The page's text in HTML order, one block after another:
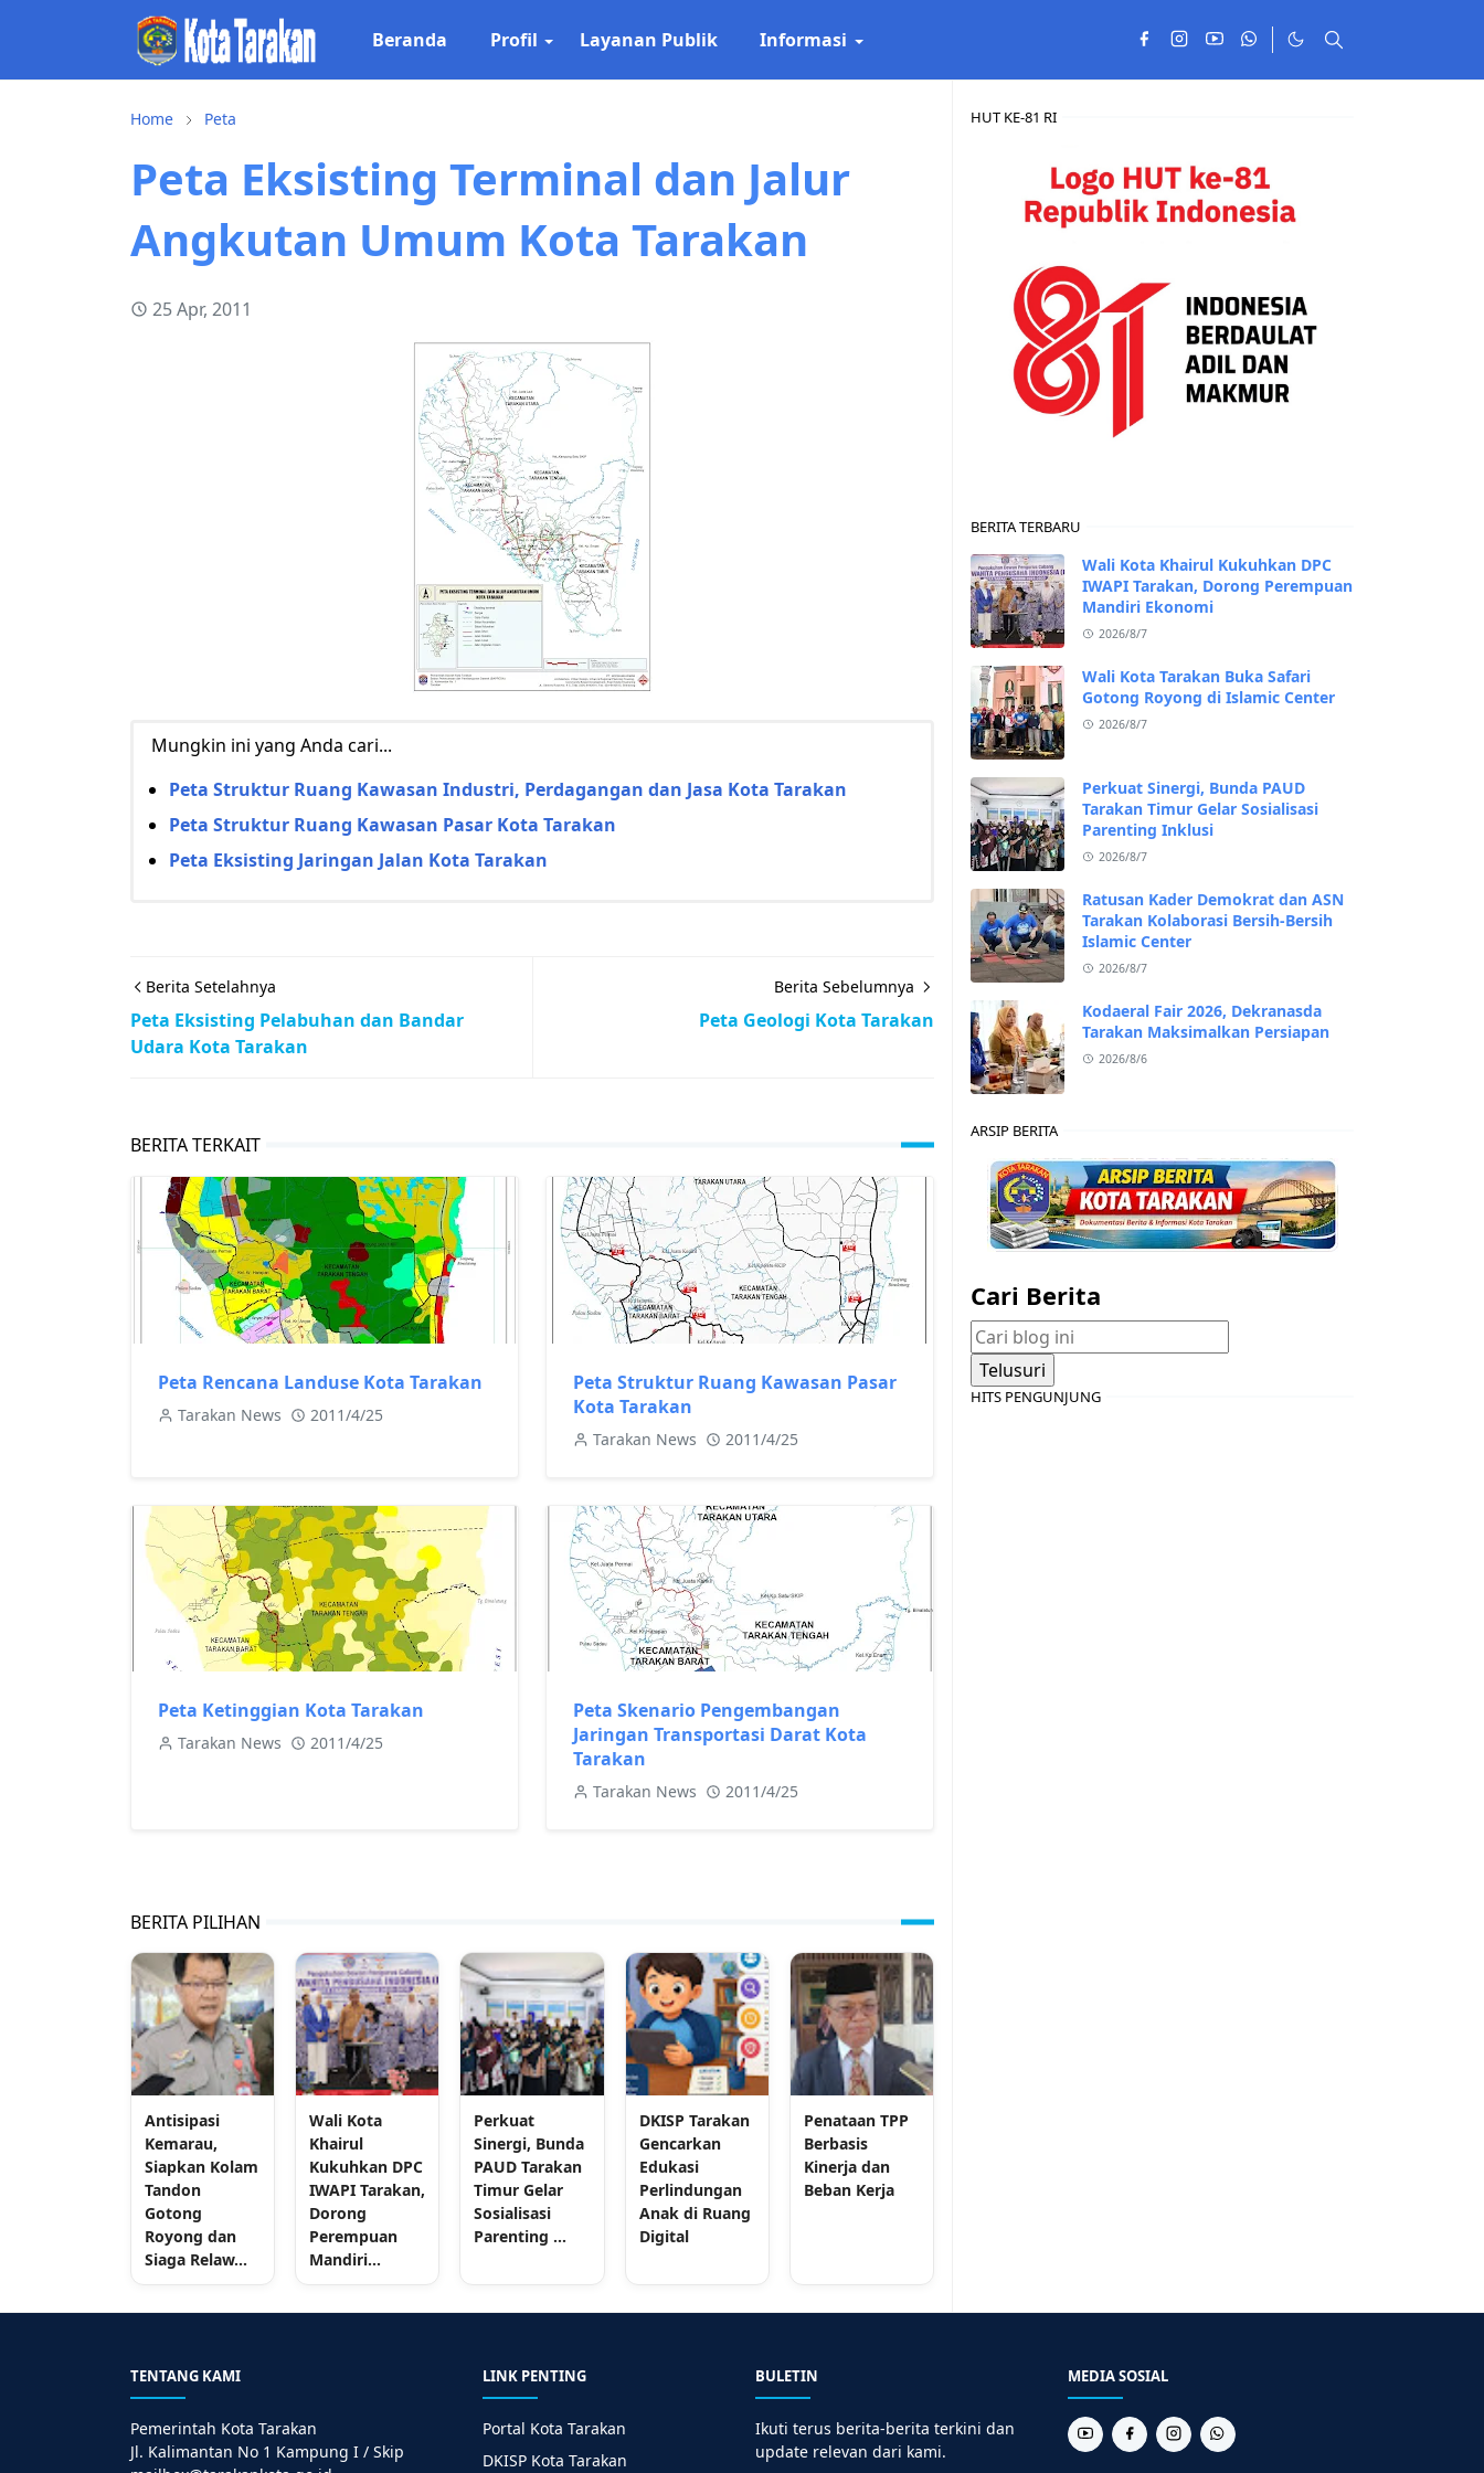
Beranda Profil Layanan Publik Informasi
Home Peta
Peta Eksisting Terminal dan Jalur
Angkutan Umum Kota Tarakan
25 Apr, 2011
Mungkin ini yang Anda cari...
Peta Struktur Ruang Kawasan Industri, Perdagangan dan Jasa Kota Tarakan
Peta Struktur Ruang Kawasan Pasar Kota Tarakan
Peta Eksisting Jaringan Jalan Kota Tarakan
Berita Setelahnya
Peta Eksisting Pelabuhan dan Bandar
Udara Kota Tarakan
Berita Sebelumnya
Peta Geologi Kota Tarakan
BERITA TERKAIT
Peta Rencana Landuse Kota Tarakan
Tarakan News 2011/4/25
Peta Struktur Ruang Kawasan Pasar
Kota Tarakan
Tarakan News 2011/4/25
Peta Ketinggian Kota Tarakan
Tarakan News 2011/4/25
Peta Skenario Pengembangan
Jaringan Transportasi Darat Kota
Tarakan
Tarakan News 2011/4/25
BERITA PILIHAN
Antisipasi
Kemarau,
Siapkan Kolam
Tandon
Gotong
Royong dan
Siaga Relaw...
Wali Kota
Khairul
Kukuhkan DPC
IWAPI Tarakan,
Dorong
Perempuan
Mandiri...
Perkuat
Sinergi, Bunda
PAUD Tarakan
Timur Gelar
Sosialisasi
Parenting ...
DKISP Tarakan
Gencarkan
Edukasi
Perlindungan
Anak di Ruang
Digital
Penataan TPP
Berbasis
Kinerja dan
Beban Kerja
HUT KE-81 RI
BERITA TERBARU
Wali Kota Khairul Kukuhkan DPC
IWAPI Tarakan, Dorong Perempuan
Mandiri Ekonomi
2026/8/7
Wali Kota Tarakan Buka Safari
Gotong Royong di Islamic Center
2026/8/7
Perkuat Sinergi, Bunda PAUD
Tarakan Timur Gelar Sosialisasi
Parenting Inklusi
2026/8/7
Ratusan Kader Demokrat dan ASN
Tarakan Kolaborasi Bersih-Bersih
Islamic Center
2026/8/7
Kodaeral Fair 2026, Dekranasda
Tarakan Maksimalkan Persiapan
2026/8/6
ARSIP BERITA
Cari Berita
HITS PENGUNJUNG
TENTANG KAMI
Pemerintah Kota Tarakan
Jl. Kalimantan No 1 Kampung I / Skip
LINK PENTING
Portal Kota Tarakan
DKISP Kota Tarakan
BULETIN
Ikuti terus berita-berita terkini dan
update relevan dari kami.
MEDIA SOSIAL